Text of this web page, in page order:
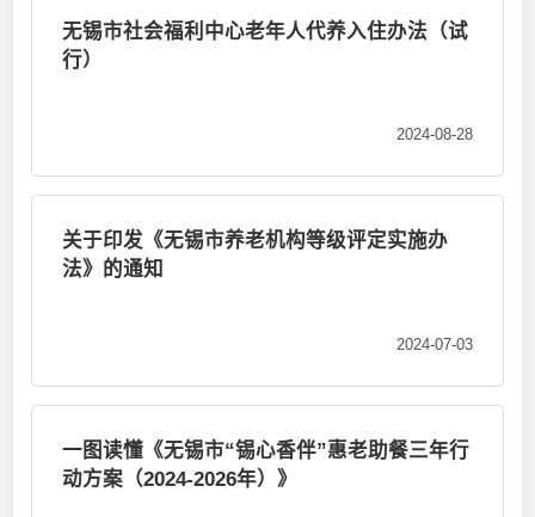
无锡市社会福利中心老年人代养入住办法（试
行）
2024-08-28
关于印发《无锡市养老机构等级评定实施办
法》的通知
2024-07-03
一图读懂《无锡市“锡心香伴”惠老助餐三年行
动方案（2024-2026年）》